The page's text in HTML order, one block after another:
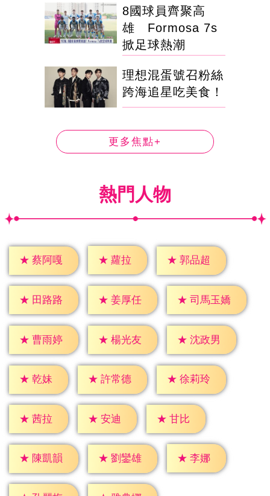
8國球員齊聚高
雄 Formosa 7s
掀足球熱潮
理想混蛋號召粉絲
跨海追星吃美食！
更多焦點+
熱門人物
★ 蔡阿嘎 ★ 蘿拉 ★ 郭品超
★ 田路路 ★ 姜厚任 ★ 司馬玉嬌
★ 曹雨婷 ★ 楊光友 ★ 沈政男
★ 乾妹 ★ 許常德 ★ 徐莉玲
★ 茜拉 ★ 安迪 ★ 甘比
★ 陳凱韻 ★ 劉鑾雄 ★ 李娜